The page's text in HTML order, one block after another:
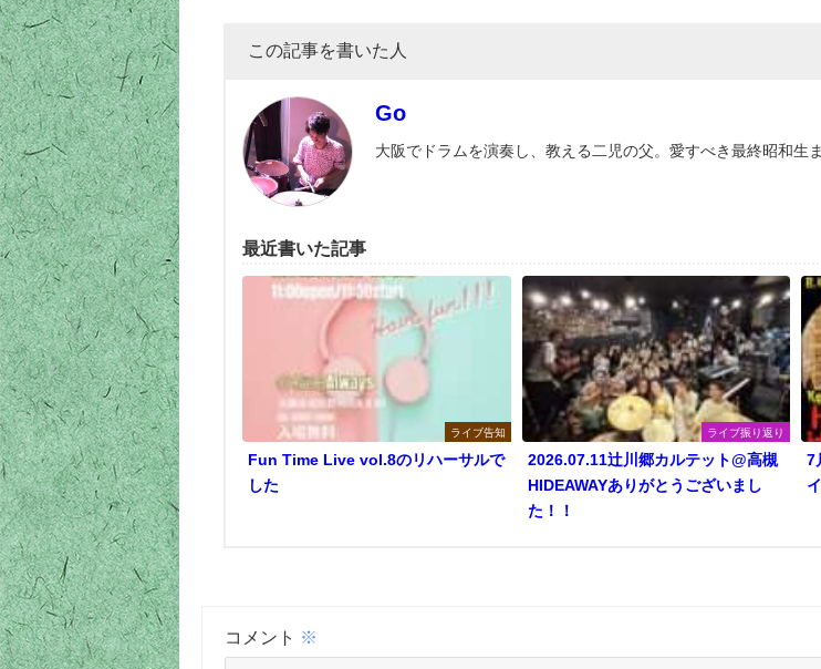
この記事を書いた人
Go
大阪でドラムを演奏し、教える二児の父。愛すべき最終昭和生
最近書いた記事
ライブ告知
Fun Time Live vol.8のリハーサルで
した
ライブ振り返り
2026.07.11辻川郷カルテット@高槻
HIDEAWAYありがとうございまし
た！！
7
コメント ※